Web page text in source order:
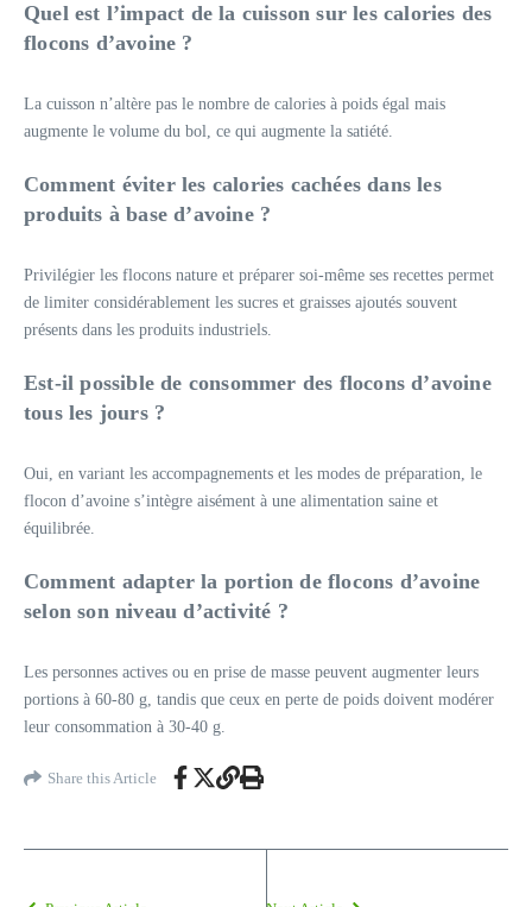
Quel est l’impact de la cuisson sur les calories des
flocons d’avoine ?
La cuisson n’altère pas le nombre de calories à poids égal mais
augmente le volume du bol, ce qui augmente la satiété.
Comment éviter les calories cachées dans les
produits à base d’avoine ?
Privilégier les flocons nature et préparer soi-même ses recettes permet
de limiter considérablement les sucres et graisses ajoutés souvent
présents dans les produits industriels.
Est-il possible de consommer des flocons d’avoine
tous les jours ?
Oui, en variant les accompagnements et les modes de préparation, le
flocon d’avoine s’intègre aisément à une alimentation saine et
équilibrée.
Comment adapter la portion de flocons d’avoine
selon son niveau d’activité ?
Les personnes actives ou en prise de masse peuvent augmenter leurs
portions à 60-80 g, tandis que ceux en perte de poids doivent modérer
leur consommation à 30-40 g.
Share this Article